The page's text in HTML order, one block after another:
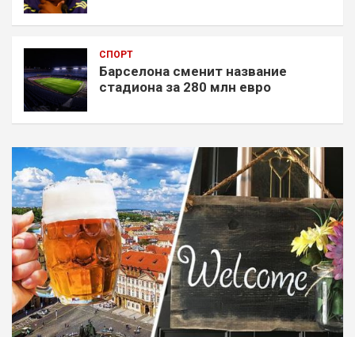
СПОРТ
Барселона сменит название
стадиона за 280 млн евро